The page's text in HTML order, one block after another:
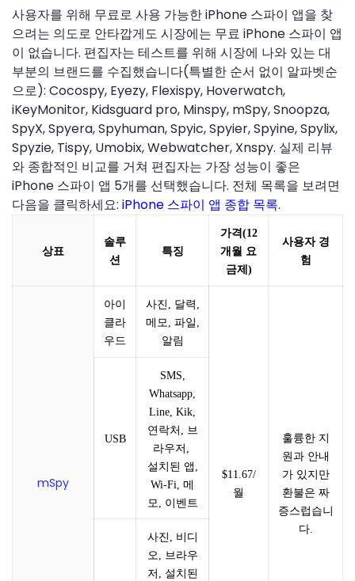
사용자를 위해 무료로 사용 가능한 iPhone 스파이 앱을 찾
으려는 의도로 안타깝게도 시장에는 무료 iPhone 스파이 앱
이 없습니다. 편집자는 테스트를 위해 시장에 나와 있는 대
부분의 브랜드를 수집했습니다(특별한 순서 없이 알파벳순
으로): Cocospy, Eyezy, Flexispy, Hoverwatch,
iKeyMonitor, Kidsguard pro, Minspy, mSpy, Snoopza,
SpyX, Spyera, Spyhuman, Spyic, Spyier, Spyine, Spylix,
Spyzie, Tispy, Umobix, Webwatcher, Xnspy. 실제 리뷰
와 종합적인 비교를 거쳐 편집자는 가장 성능이 좋은
iPhone 스파이 앱 5개를 선택했습니다. 전체 목록을 보려면
다음을 클릭하세요: iPhone 스파이 앱 종합 목록.
상표
솔루
션
특징
가격(12
개월 요
금제)
사용자 경
험
mSpy
아이
클라
우드
사진, 달력,
메모, 파일,
알림
$11.67/
월
훌륭한 지
원과 안내
가 있지만
환불은 짜
증스럽습니
다.
USB
SMS,
Whatsapp,
Line, Kik,
연락처, 브
라우저,
설치된 앱,
Wi-Fi, 메
모, 이벤트
사진, 비디
오, 브라우
저, 설치된